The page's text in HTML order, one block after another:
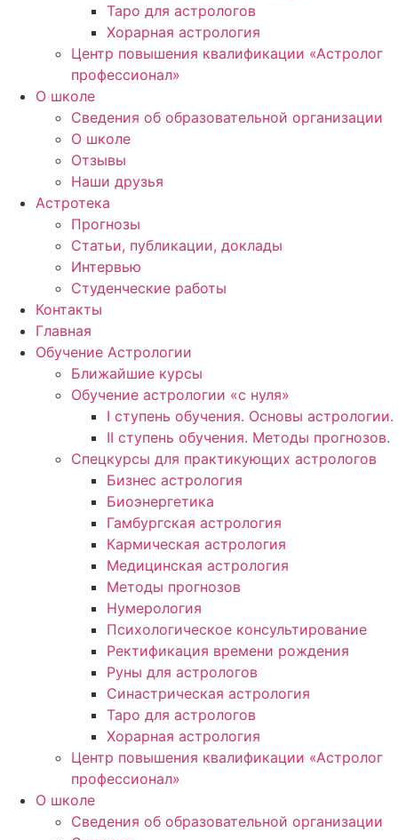
Таро для астрологов
Хорарная астрология
Центр повышения квалификации «Астролог
профессионал»
О школе
Сведения об образовательной организации
О школе
Отзывы
Наши друзья
Астротека
Прогнозы
Статьи, публикации, доклады
Интервью
Студенческие работы
Контакты
Главная
Обучение Астрологии
Ближайшие курсы
Обучение астрологии «с нуля»
I ступень обучения. Основы астрологии.
II ступень обучения. Методы прогнозов.
Спецкурсы для практикующих астрологов
Бизнес астрология
Биоэнергетика
Гамбургская астрология
Кармическая астрология
Медицинская астрология
Методы прогнозов
Нумерология
Психологическое консультирование
Ректификация времени рождения
Руны для астрологов
Синастрическая астрология
Таро для астрологов
Хорарная астрология
Центр повышения квалификации «Астролог
профессионал»
О школе
Сведения об образовательной организации